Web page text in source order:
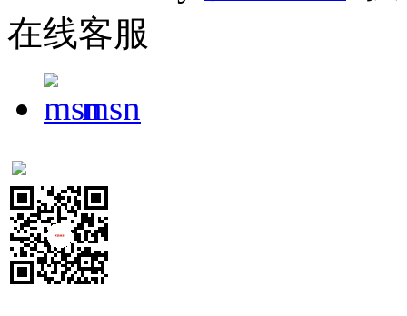
在线客服
msn